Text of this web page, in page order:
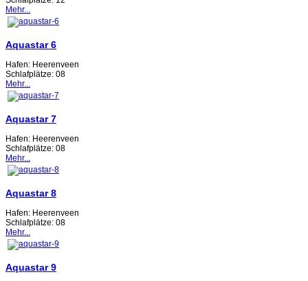
Mehr...
Aquastar 6
Hafen: Heerenveen
Schlafplätze: 08
Mehr...
Aquastar 7
Hafen: Heerenveen
Schlafplätze: 08
Mehr...
Aquastar 8
Hafen: Heerenveen
Schlafplätze: 08
Mehr...
Aquastar 9